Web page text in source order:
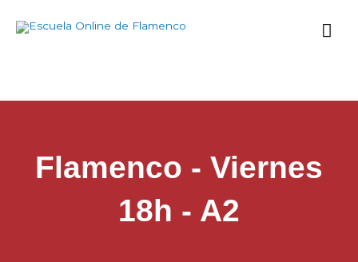
Flamenco - Viernes
18h - A2